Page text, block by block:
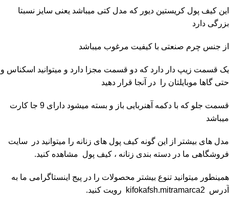
این کیف پول کریستین دیور که مدل کتی میباشد یعنی سایز نسبتا
بزرگی دارد
از جنس چرم صنعتی با کیفیت مرغوب میباشد
یک قسمت زیپ دار دارد که دو قسمت مجزا دارد و میتوانید اسکناس و
حتی گاها موبایلتان را در آنجا قرار دهید
قسمت جلو که با دکمه آهنربایی باز و بسته میشود دارای 9 جا کارت
میباشد
مدل های بیشتر از این گونه کیف پول های زنانه را میتوانید در سایت
فروشگاهی ما در دسته بندی زنانه ، کیف پول مشاهده کنید.
همینطور میتوانید تنوع بیشتر محصولات را در پیج اینستاگرامی ما به
آدرس kifokafsh.mitramarca2 رویت کنید.